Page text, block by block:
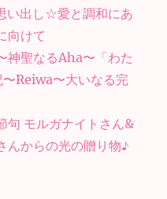
い出し☆愛と調和にあ
向けて
神聖なるAha〜「わた
Reiwa〜大いなる完
句 モルガナイトさん&
んからの光の贈り物♪